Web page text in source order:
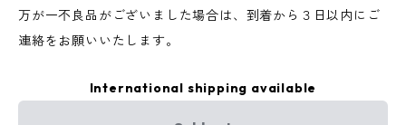
万が一不良品がございました場合は、到着から３日以内にご
連絡をお願いいたします。
International shipping available